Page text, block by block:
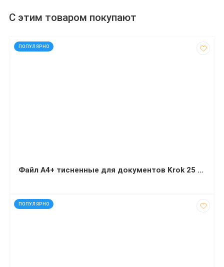
С этим товаром покупают
ПОПУЛЯРНО
код: 92532
Файл А4+ тисненные для документов Krok 25 мкм 100 штук
ПОПУЛЯРНО
код: 92661